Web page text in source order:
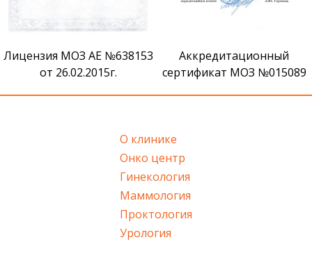
Лицензия МОЗ АЕ №638153
от 26.02.2015г.
Аккредитационный
сертификат МОЗ №015089
О клинике
Онко центр
Гинекология
Маммология
Проктология
Урология